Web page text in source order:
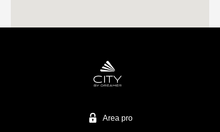
Area pro